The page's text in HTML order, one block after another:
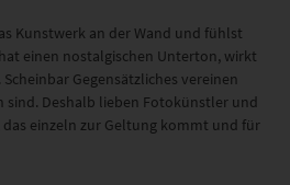
Kunstwerk an der Wand und fühlst
einen nostalgischen Unterton, wirkt
Gegensätzliches vereinen
sind. Deshalb lieben Fotokünstler und
einzeln zur Geltung kommt und für